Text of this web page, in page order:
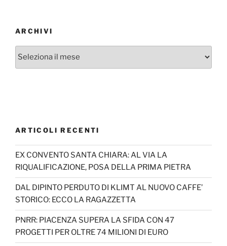
ARCHIVI
Archivi
ARTICOLI RECENTI
EX CONVENTO SANTA CHIARA: AL VIA LA
RIQUALIFICAZIONE, POSA DELLA PRIMA PIETRA
DAL DIPINTO PERDUTO DI KLIMT AL NUOVO CAFFE’
STORICO: ECCO LA RAGAZZETTA
PNRR: PIACENZA SUPERA LA SFIDA CON 47
PROGETTI PER OLTRE 74 MILIONI DI EURO